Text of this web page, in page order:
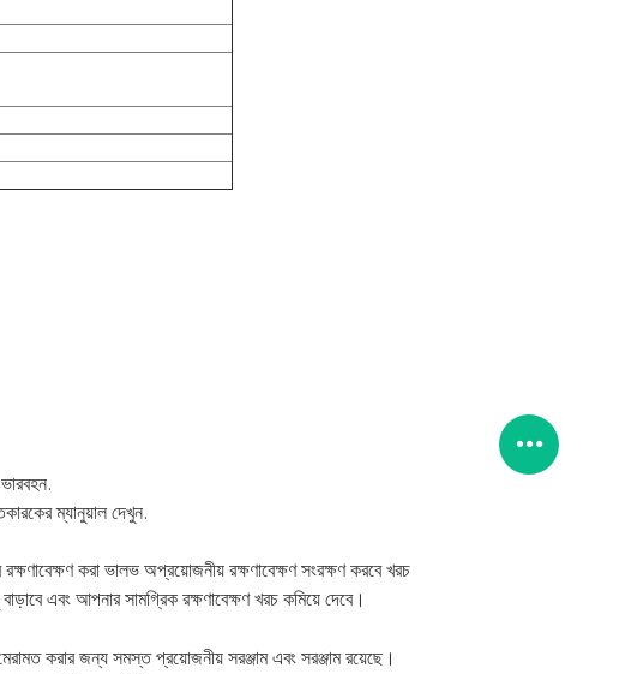
ম্যানুয়াল দেখুন.
করা ভালভ অপ্রয়োজনীয় রক্ষণাবেক্ষণ সংরক্ষণ করবে খরচ
এবং আপনার সামগ্রিক রক্ষণাবেক্ষণ খরচ কমিয়ে দেবে।
করার জন্য সমস্ত প্রয়োজনীয় সরঞ্জাম এবং সরঞ্জাম রয়েছে।